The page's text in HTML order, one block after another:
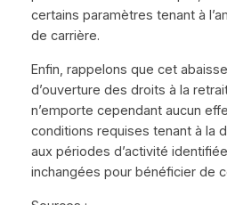
certains paramètres tenant à
de carrière.
Enfin, rappelons que cet
d’ouverture des droits à la
n’emporte cependant aucun
conditions requises tenant à la
aux périodes d’activité
inchangées pour bénéficier de